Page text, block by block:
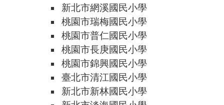
新北市網溪國民小學
桃園市瑞梅國民小學
桃園市普仁國民小學
桃園市長庚國民小學
桃園市錦興國民小學
臺北市清江國民小學
新北市新林國民小學